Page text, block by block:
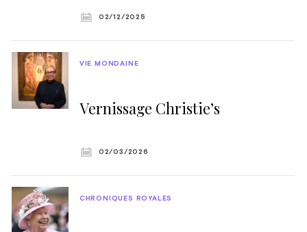
02/12/2025
Vernissage Christie’s
VIE MONDAINE
02/03/2026
CHRONIQUES ROYALES